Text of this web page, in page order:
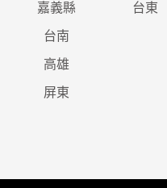
嘉義縣 台東
台南
高雄
屏東